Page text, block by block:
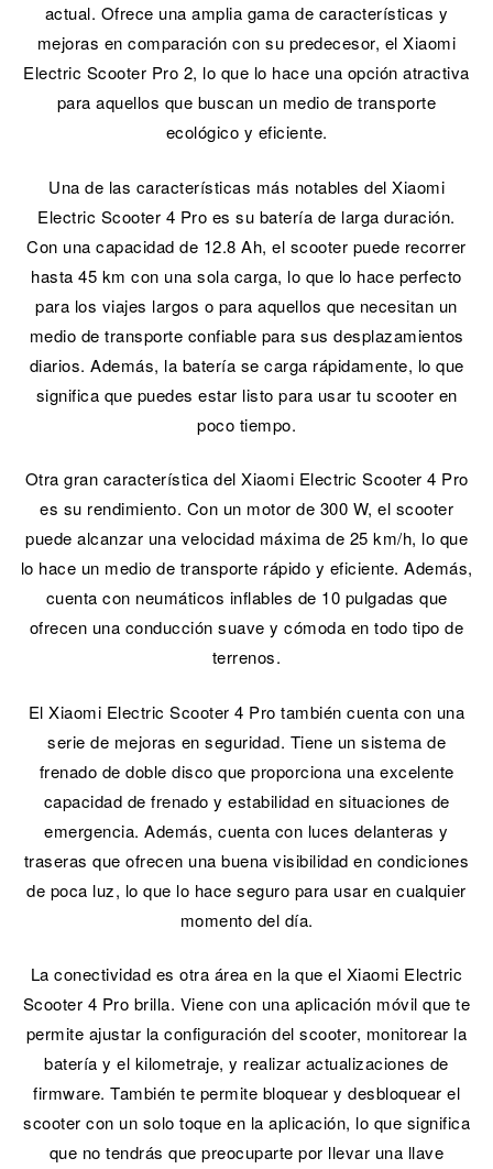
actual. Ofrece una amplia gama de características y
mejoras en comparación con su predecesor, el Xiaomi
Electric Scooter Pro 2, lo que lo hace una opción atractiva
para aquellos que buscan un medio de transporte
ecológico y eficiente.
Una de las características más notables del Xiaomi
Electric Scooter 4 Pro es su batería de larga duración.
Con una capacidad de 12.8 Ah, el scooter puede recorrer
hasta 45 km con una sola carga, lo que lo hace perfecto
para los viajes largos o para aquellos que necesitan un
medio de transporte confiable para sus desplazamientos
diarios. Además, la batería se carga rápidamente, lo que
significa que puedes estar listo para usar tu scooter en
poco tiempo.
Otra gran característica del Xiaomi Electric Scooter 4 Pro
es su rendimiento. Con un motor de 300 W, el scooter
puede alcanzar una velocidad máxima de 25 km/h, lo que
lo hace un medio de transporte rápido y eficiente. Además,
cuenta con neumáticos inflables de 10 pulgadas que
ofrecen una conducción suave y cómoda en todo tipo de
terrenos.
El Xiaomi Electric Scooter 4 Pro también cuenta con una
serie de mejoras en seguridad. Tiene un sistema de
frenado de doble disco que proporciona una excelente
capacidad de frenado y estabilidad en situaciones de
emergencia. Además, cuenta con luces delanteras y
traseras que ofrecen una buena visibilidad en condiciones
de poca luz, lo que lo hace seguro para usar en cualquier
momento del día.
La conectividad es otra área en la que el Xiaomi Electric
Scooter 4 Pro brilla. Viene con una aplicación móvil que te
permite ajustar la configuración del scooter, monitorear la
batería y el kilometraje, y realizar actualizaciones de
firmware. También te permite bloquear y desbloquear el
scooter con un solo toque en la aplicación, lo que significa
que no tendrás que preocuparte por llevar una llave